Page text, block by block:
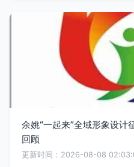
余姚“一起来”全域形象设计
回顾
更新时间：2026-08-08